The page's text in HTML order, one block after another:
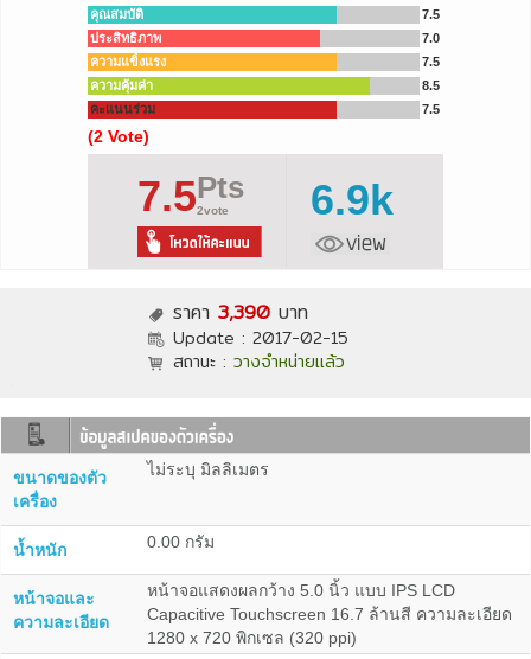
คุณสมบัติ
7.5
ประสิทธิภาพ
7.0
ความแข็งแรง
7.5
ความคุ้มค่า
8.5
คะแนนร่วม
7.5
(2 Vote)
7.5Pts
2vote 6.9k
ราคา 3,390 บาท
Update : 2017-02-15
สถานะ : วางจำหน่ายแล้ว
ขนาดของตัว
เครื่อง
ไม่ระบุ มิลลิเมตร
น้ำหนัก 0.00 กรัม
หน้าจอและ
ความละเอียด
หน้าจอแสดงผลกว้าง 5.0 นิ้ว แบบ IPS LCD
Capacitive Touchscreen 16.7 ล้านสี ความละเอียด
1280 x 720 พิกเซล (320 ppi)